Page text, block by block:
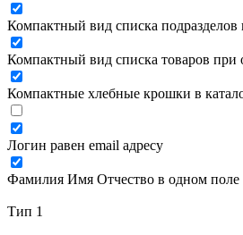
Компактный вид списка подразделов
Компактный вид списка товаров при
Компактные хлебные крошки в
Логин равен email адресу
Фамилия Имя Отчество в одном поле
Тип 1